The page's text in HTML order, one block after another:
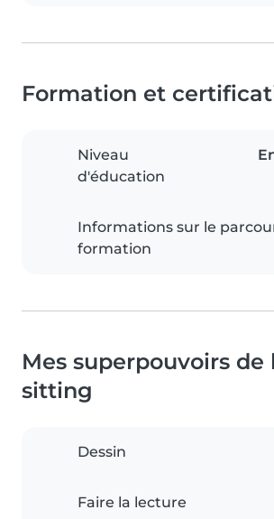
Formation et
Niveau
d'éducation
Informations sur le
formation
Mes superpouvoirs de
sitting
Dessin
Faire la lecture